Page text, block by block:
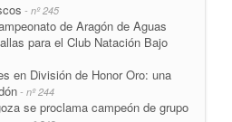
- nº 245
de Aragón de Aguas
para el Club Natación Bajo
en División de Honor Oro: una
- nº 244
se proclama campeón de grupo